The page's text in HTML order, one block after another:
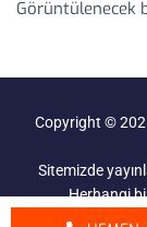
Görüntülenecek
Copyright ©
Sitemizde
Herhangi